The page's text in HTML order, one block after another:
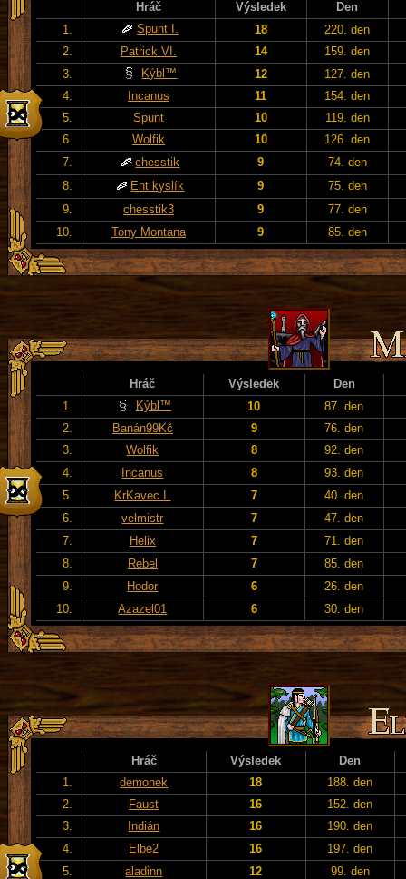
Hráč Výsledek
Den
1.
Spunt I. 18
220. den
2.
Patrick VI. 14
159. den
3.
Kýbl™ 12
127. den
4.
Incanus 11
154. den
5.
Spunt 10
119. den
6.
Wolfik 10
126. den
7.
chesstik 9
74. den
8.
Ent kyslík 9
75. den
9.
chesstik3 9
77. den
10.
Tony Montana 9 85. den
Hráč Výsledek
Den
1.
Kýbl™ 10 87. den
2.
Banán99Kč 9 76. den
3.
Wolfik 8 92. den
4.
Incanus 8 93. den
5.
KrKavec I. 7 40. den
6.
velmistr 7 47. den
7.
Helix 7 71. den
8.
Rebel 7 85. den
9.
Hodor 6 26. den
10.
Azazel01 6 30. den
Hráč Výsledek
Den
1.
demonek 18
188. den
2.
Faust 16
152. den
3.
Indián 16
190. den
4.
Elbe2 16
197. den
5.
aladinn 12
99. den